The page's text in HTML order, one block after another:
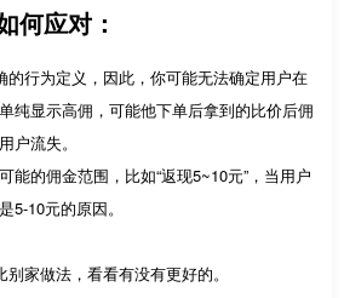
何应对：
的行为定义，因此，你可能无法确定用户在
纯显示高佣，可能他下单后拿到的比价后佣
户流失。
能的佣金范围，比如“返现5~10元”，当用户
5-10元的原因。
家做法，看看有没有更好的。